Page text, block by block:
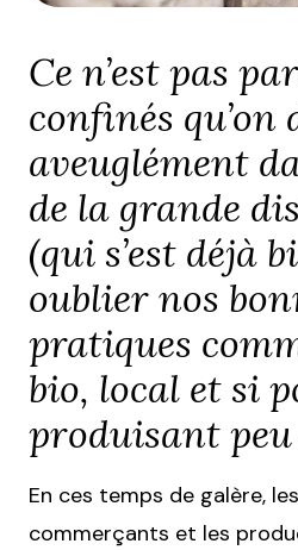
Ce n’est pas
confinés qu’on
aveuglément
de la grande
(qui s’est déjà
oublier nos
pratiques
bio, local et si
produisant peu
En ces temps de galère,
commerçants et les